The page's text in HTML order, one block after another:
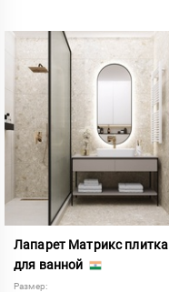
Лапарет Матрикс плитка
для ванной
Размер: